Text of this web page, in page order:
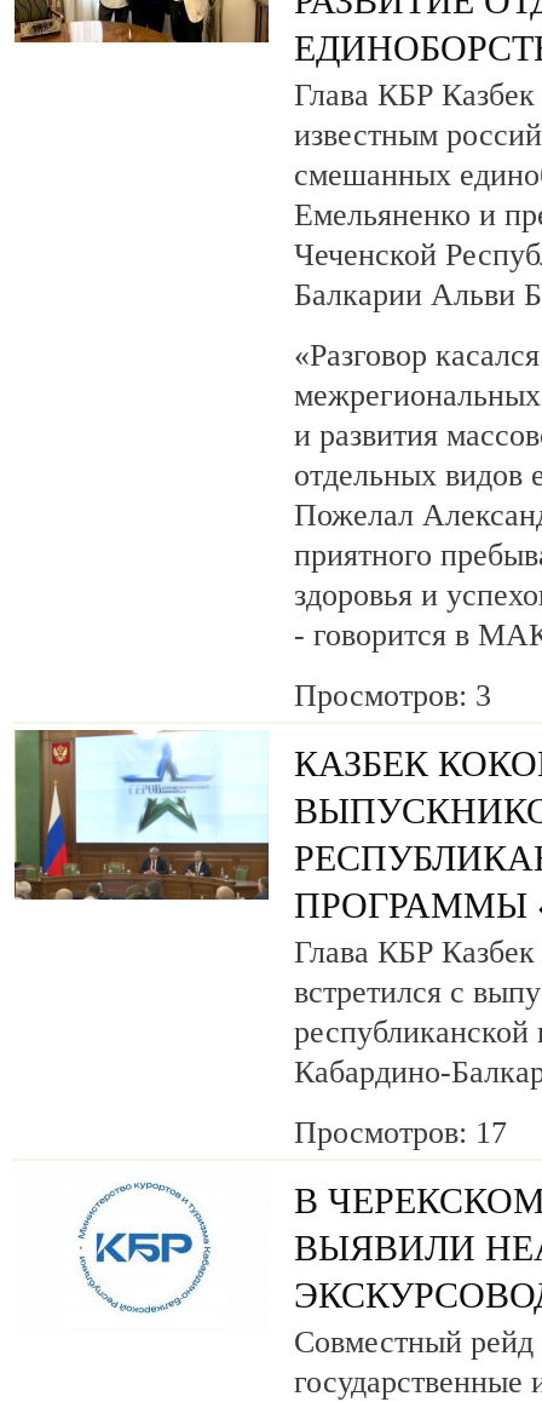
Глава КБР Казбек
известным
смешанных
Емельяненко и
Чеченской
Балкарии Альви
«Разговор
и развития
отдельных видов
Пожелал
приятного
здоровья и
- говорится в
Просмотров: 3
КАЗБЕК
ПРОГРАММЫ
Глава КБР Казбек
встретился с
Кабардино-
Просмотров: 17
В
ВЫЯВИЛИ
Совместный рейд
государственные